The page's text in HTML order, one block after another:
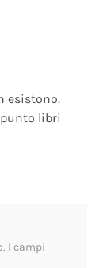
esistono.
libri
I campi